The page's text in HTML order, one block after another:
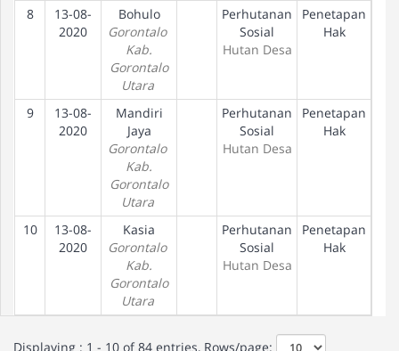
8
13-08-
2020
Bohulo
Gorontalo
Kab.
Gorontalo
Utara
Perhutanan
Sosial
Hutan Desa
Penetapan
Hak
9
13-08-
2020
Mandiri
Jaya
Gorontalo
Kab.
Gorontalo
Utara
Perhutanan
Sosial
Hutan Desa
Penetapan
Hak
10
13-08-
2020
Kasia
Gorontalo
Kab.
Gorontalo
Utara
Perhutanan
Sosial
Hutan Desa
Penetapan
Hak
Displaying : 1 - 10 of 84 entries, Rows/page: